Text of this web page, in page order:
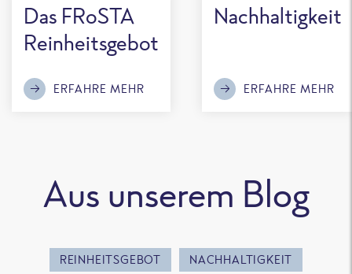
Das FRoSTA
Reinheitsgebot
ERFAHRE MEHR
Nachhaltigkeit
ERFAHRE MEHR
Aus unserem Blog
REINHEITSGEBOT NACHHALTIGKEIT